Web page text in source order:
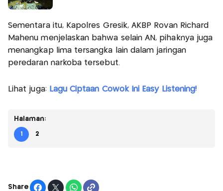
Sementara itu, Kapolres Gresik, AKBP Rovan Richard
Mahenu menjelaskan bahwa selain AN, pihaknya juga
menangkap lima tersangka lain dalam jaringan
peredaran narkoba tersebut.
Lihat juga: Lagu Ciptaan Cowok Ini Easy Listening!
Halaman:
1 2
Share